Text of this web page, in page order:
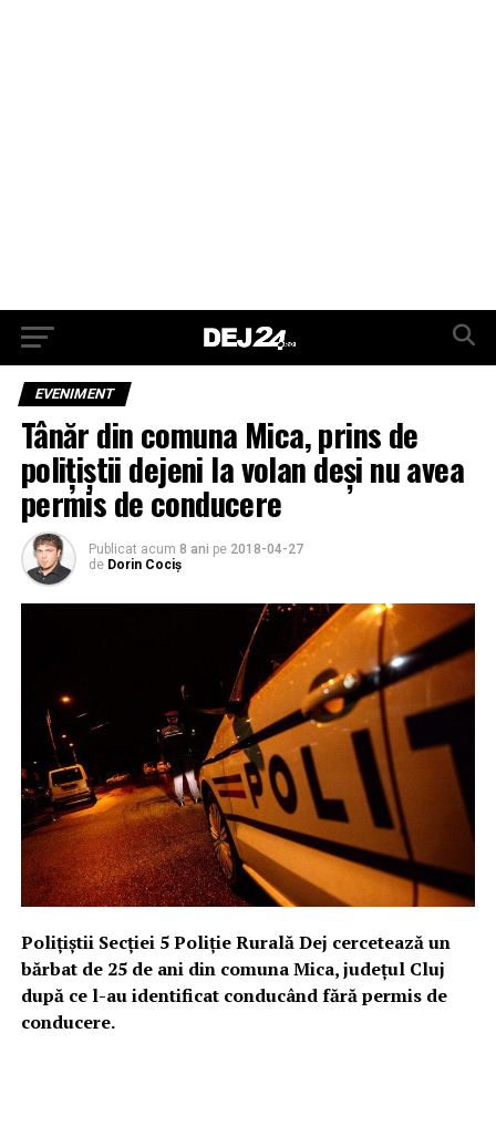
EVENIMENT
Tânăr din comuna Mica, prins de
polițiștii dejeni la volan deși nu avea
permis de conducere
Publicat acum 8 ani pe 2018-04-27
de Dorin Cociș
Poliţiştii Secţiei 5 Poliţie Rurală Dej cercetează un
bărbat de 25 de ani din comuna Mica, judeţul Cluj
după ce l-au identificat conducând fără permis de
conducere.